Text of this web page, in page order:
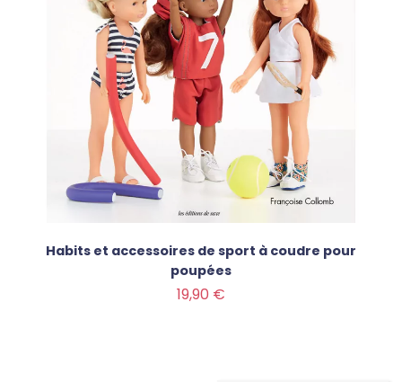
Habits et accessoires de sport à coudre pour
poupées
19,90 €